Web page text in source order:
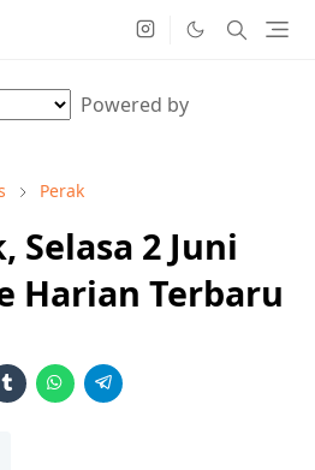
Powered by
Perak
Selasa 2 Juni
Harian Terbaru